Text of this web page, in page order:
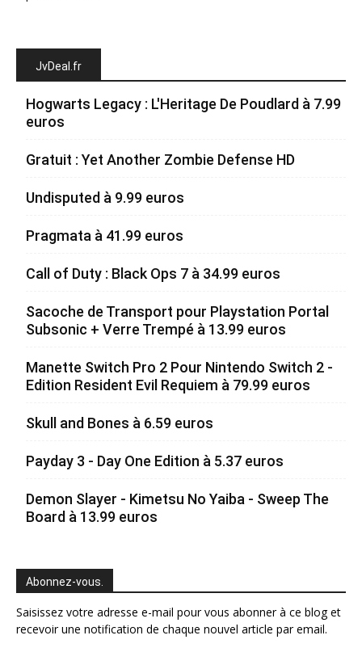
JvDeal.fr
Hogwarts Legacy : L'Heritage De Poudlard à 7.99
euros
Gratuit : Yet Another Zombie Defense HD
Undisputed à 9.99 euros
Pragmata à 41.99 euros
Call of Duty : Black Ops 7 à 34.99 euros
Sacoche de Transport pour Playstation Portal
Subsonic + Verre Trempé à 13.99 euros
Manette Switch Pro 2 Pour Nintendo Switch 2 -
Edition Resident Evil Requiem à 79.99 euros
Skull and Bones à 6.59 euros
Payday 3 - Day One Edition à 5.37 euros
Demon Slayer - Kimetsu No Yaiba - Sweep The
Board à 13.99 euros
Abonnez-vous.
Saisissez votre adresse e-mail pour vous abonner à ce blog et
recevoir une notification de chaque nouvel article par email.